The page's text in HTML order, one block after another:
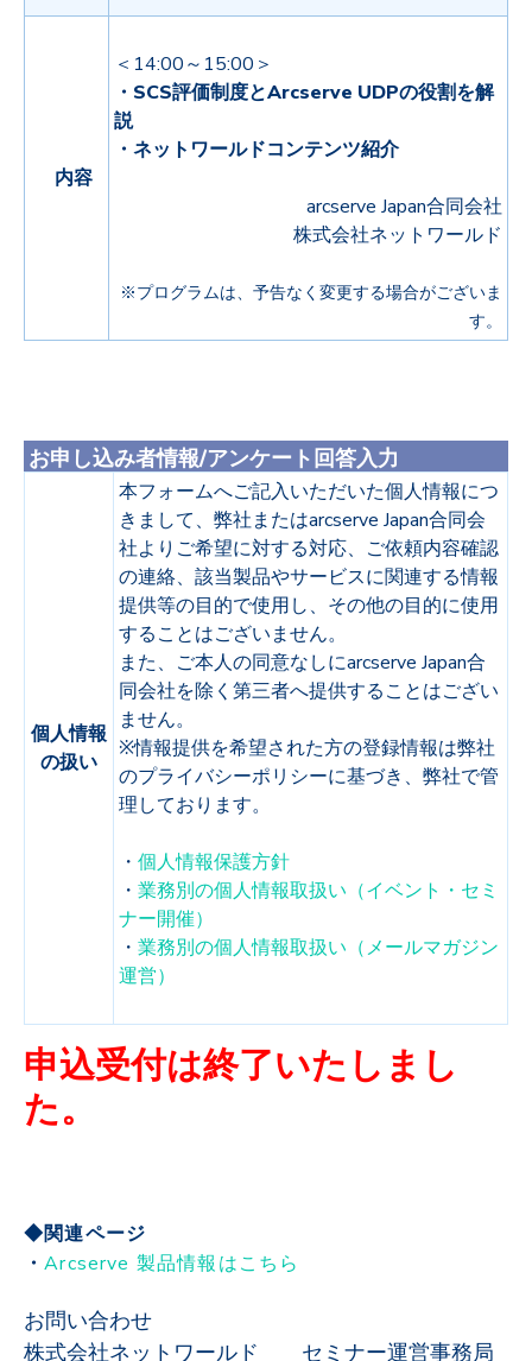
内容
＜14:00～15:00＞
・SCS評価制度とArcserve UDPの役割を解
説
・ネットワールドコンテンツ紹介
arcserve Japan合同会社
株式会社ネットワールド
※プログラムは、予告なく変更する場合がございま
す。
お申し込み者情報/アンケート回答入力
個人情報
の扱い
本フォームへご記入いただいた個人情報につ
きまして、弊社またはarcserve Japan合同会
社よりご希望に対する対応、ご依頼内容確認
の連絡、該当製品やサービスに関連する情報
提供等の目的で使用し、その他の目的に使用
することはございません。
また、ご本人の同意なしにarcserve Japan合
同会社を除く第三者へ提供することはござい
ません。
※情報提供を希望された方の登録情報は弊社
のプライバシーポリシーに基づき、弊社で管
理しております。
・ 個人情報保護方針
・ 業務別の個人情報取扱い（イベント・セミ
ナー開催）
・ 業務別の個人情報取扱い（メールマガジン
運営）
申込受付は終了いたしまし
た。
◆関連ページ
・Arcserve 製品情報はこちら
お問い合わせ
株式会社ネットワールド セミナー運営事務局